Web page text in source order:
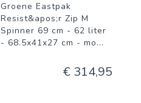
Groene Eastpak
Resist&apos;r Zip M
Spinner 69 cm - 62 liter
- 68.5x41x27 cm - mo...
€ 314,95